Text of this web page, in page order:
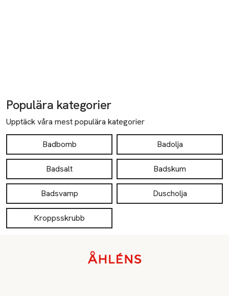
Populära kategorier
Upptäck våra mest populära kategorier
Badbomb Badolja
Badsalt Badskum
Badsvamp Duscholja
Kroppsskrubb